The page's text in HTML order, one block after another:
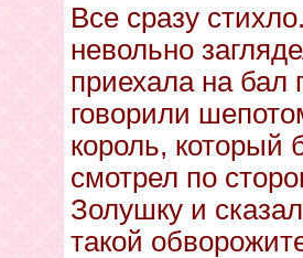
Все сразу
невольно
приехала на бал
говорили
король,
смотрел по
Золушку и
такой